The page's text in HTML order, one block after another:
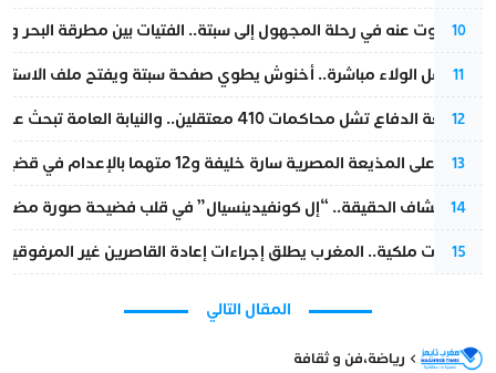
10
المسكوت عنه في رحلة المجهول إلى سبتة.. الفتيات بين مطرقة البحر
11
بعد حفل الولاء مباشرة.. أخنوش يطوي صفحة سبتة ويفتح ملف
12
مقاطعة الدفاع تشل محاكمات 410 معتقلين.. والنيابة العامة تبحث عن حل قانوني
13
الحكم على المذيعة المصرية سارة خليفة و12 متهما بالإعدام في قضية هزت بلاد الفراعنة
14
بعد انكشاف الحقيقة.. “إل كونفيدينسيال” في قلب فضيحة صورة
15
بتعليمات ملكية.. المغرب يطلق إجراءات إعادة القاصرين غير
المقال التالي
رياضة،فن و ثقافة